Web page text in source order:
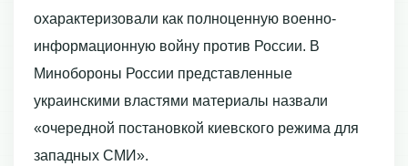
охарактеризовали как полноценную военно-
информационную войну против России. В
Минобороны России представленные
украинскими властями материалы назвали
«очередной постановкой киевского режима для
западных СМИ».